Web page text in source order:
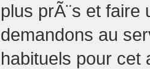
plus prÃ¨s et
demandons au
habituels pour cet